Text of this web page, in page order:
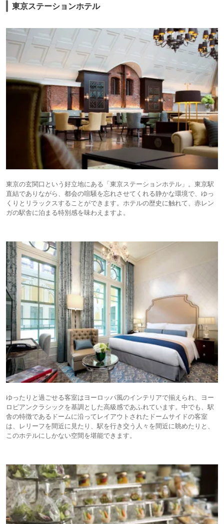
東京ステーションホテル
東京の玄関口という好立地にある「東京ステーションホテル」。東京駅
直結でありながら、都会の喧騒を忘れさせてくれる静かな環境で、ゆっ
くりとリラックスすることができます。ホテルの歴史に触れて、赤レン
ガの駅舎に泊まる特別感を味わえますよ。
ゆったりと過ごせる客室はヨーロッパ風のインテリアで揃えられ、ヨー
ロピアンクラシックを基調とした高級感であふれています。中でも、駅
舎の特徴であるドームに沿ってレイアウトされたドームサイドの客室
は、レリーフを間近に見たり、駅を行き交う人々を間近に眺めたりと、
このホテルにしかない空間を堪能できます。